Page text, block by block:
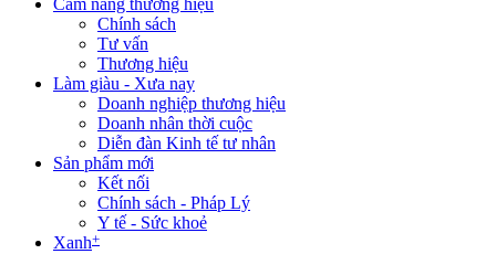
Cẩm nang thương hiệu
Chính sách
Tư vấn
Thương hiệu
Làm giàu - Xưa nay
Doanh nghiệp thương hiệu
Doanh nhân thời cuộc
Diễn đàn Kinh tế tư nhân
Sản phẩm mới
Kết nối
Chính sách - Pháp Lý
Y tế - Sức khoẻ
Xanh+